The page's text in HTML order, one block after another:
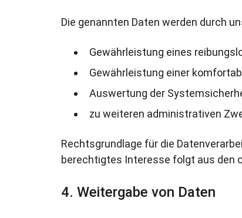
Die genannten Daten werden durch
Gewährleistung eines
Gewährleistung einer
Auswertung der
zu weiteren administrativen
Rechtsgrundlage für die
berechtigtes Interesse folgt aus den
Weitergabe von Daten